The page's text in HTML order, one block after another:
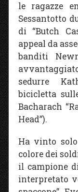
le ragazze
Sessantotto
di “Butch
appeal da
banditi
sedurre
bicicletta
Bacharach
Head”).
Ha vinto
colore dei
il campione
interpretato